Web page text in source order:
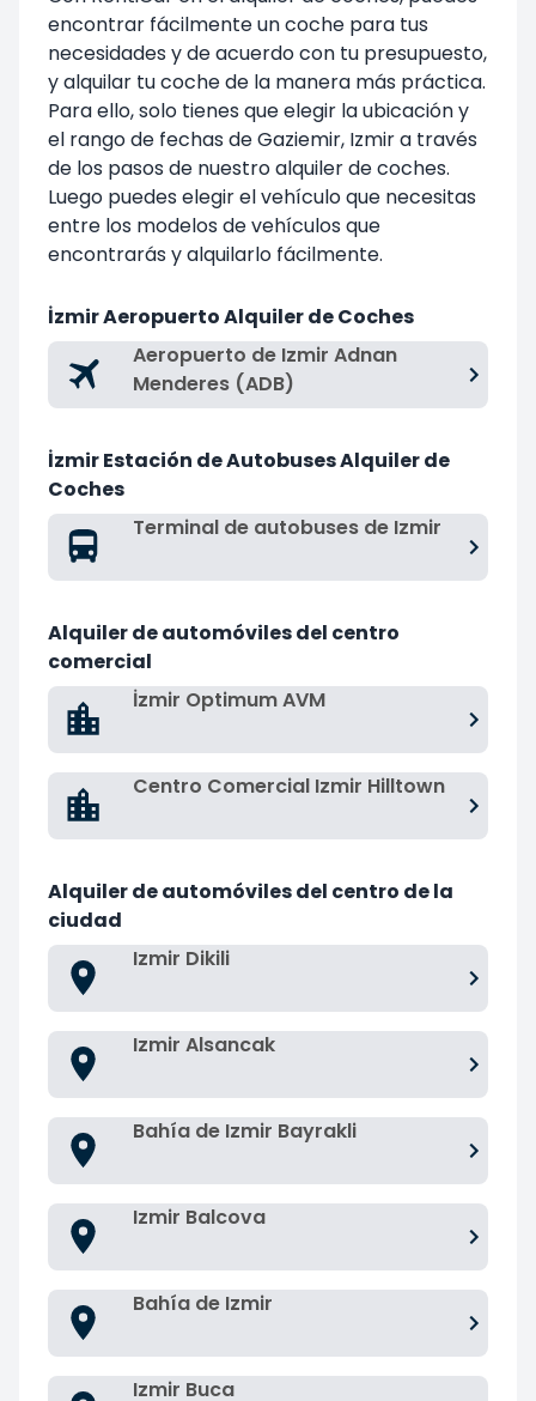
encontrar fácilmente un coche para tus
necesidades y de acuerdo con tu presupuesto,
y alquilar tu coche de la manera más práctica.
Para ello, solo tienes que elegir la ubicación y
el rango de fechas de Gaziemir, Izmir a través
de los pasos de nuestroalquiler de coches.
Luego puedes elegir el vehículo que necesitas
entre los modelos de vehículos que
encontrarás y alquilarlo fácilmente.
İzmir Aeropuerto Alquiler de Coches
Aeropuerto de Izmir Adnan
Menderes (ADB)
İzmir Estación de Autobuses Alquiler de
Coches
Terminal de autobuses de Izmir
Alquiler de automóviles del centro
comercial
İzmir Optimum AVM
Centro Comercial Izmir Hilltown
Alquiler de automóviles del centro de la
ciudad
Izmir Dikili
Izmir Alsancak
Bahía de Izmir Bayrakli
Izmir Balcova
Bahía de Izmir
Izmir Buca